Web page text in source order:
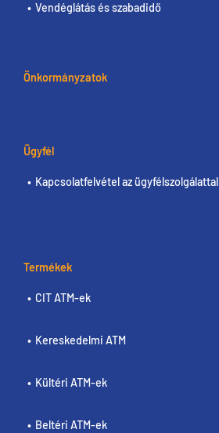
Vendéglátás és szabadidő
Önkormányzatok
Ügyfél
Kapcsolatfelvétel az ügyfélszolgálattal
Termékek
CIT ATM-ek
Kereskedelmi ATM
Kültéri ATM-ek
Beltéri ATM-ek